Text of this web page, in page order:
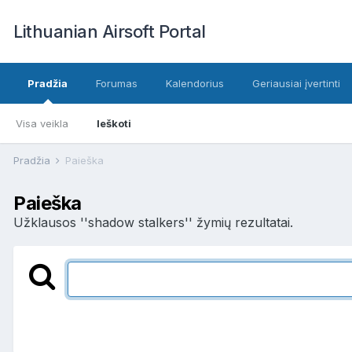
Lithuanian Airsoft Portal
Pradžia
Visa veikla Ieškoti
Forumas Kalendorius Geriausiai įvertinti
Pradžia Paieška
Paieška
Užklausos ''shadow stalkers'' žymių rezultatai.